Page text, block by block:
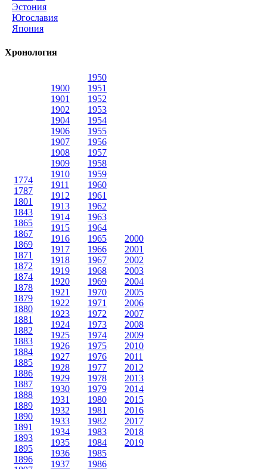
Эстония
Югославия
Япония
Хронология
1774
1787
1801
1843
1865
1867
1869
1871
1872
1874
1878
1879
1880
1881
1882
1883
1884
1885
1886
1887
1888
1889
1890
1891
1893
1895
1896
1900
1901
1902
1904
1906
1907
1908
1909
1910
1911
1912
1913
1914
1915
1916
1917
1918
1919
1920
1921
1922
1923
1924
1925
1926
1927
1928
1929
1930
1931
1932
1933
1934
1935
1936
1937
1950
1951
1952
1953
1954
1955
1956
1957
1958
1959
1960
1961
1962
1963
1964
1965
1966
1967
1968
1969
1970
1971
1972
1973
1974
1975
1976
1977
1978
1979
1980
1981
1982
1983
1984
1985
1986
2000
2001
2002
2003
2004
2005
2006
2007
2008
2009
2010
2011
2012
2013
2014
2015
2016
2017
2018
2019